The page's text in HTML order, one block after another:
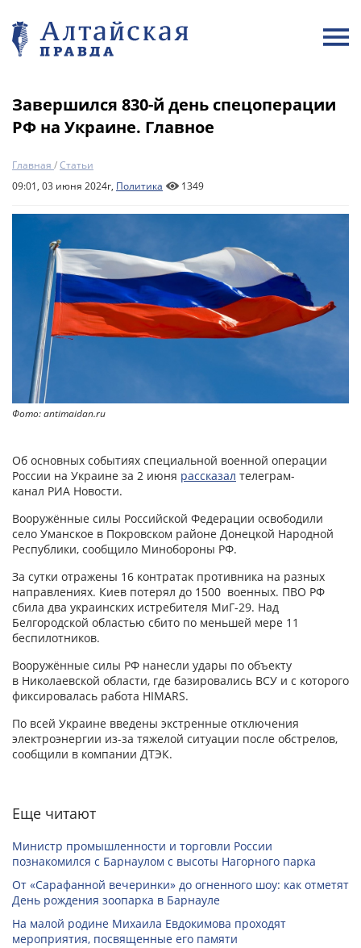
Завершился 830-й день спецоперации
РФ на Украине. Главное
Главная /Статьи
09:01, 03 июня 2024г, Политика 1349
Фото: antimaidan.ru
Об основных событиях специальной военной операции
России на Украине за 2 июня рассказал телеграм-
канал РИА Новости.
Вооружённые силы Российской Федерации освободили
село Уманское в Покровском районе Донецкой Народной
Республики, сообщило Минобороны РФ.
За сутки отражены 16 контратак противника на разных
направлениях. Киев потерял до 1500 военных. ПВО РФ
сбила два украинских истребителя МиГ-29. Над
Белгородской областью сбито по меньшей мере 11
беспилотников.
Вооружённые силы РФ нанесли удары по объекту
в Николаевской области, где базировались ВСУ и с которого
фиксировалась работа HIMARS.
По всей Украине введены экстренные отключения
электроэнергии из-за тяжелой ситуации после обстрелов,
сообщили в компании ДТЭК.
Еще читают
Министр промышленности и торговли России
познакомился с Барнаулом с высоты Нагорного парка
От «Сарафанной вечеринки» до огненного шоу: как отметят
День рождения зоопарка в Барнауле
На малой родине Михаила Евдокимова проходят
мероприятия, посвященные его памяти